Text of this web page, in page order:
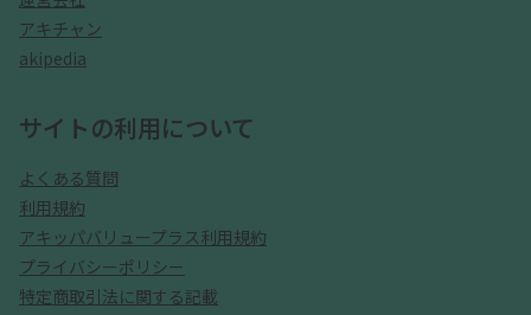
アキチャン
akipedia
サイトの利用について
よくある質問
利用規約
アキッパバリュープラス利用規約
プライバシーポリシー
特定商取引法に関する記載